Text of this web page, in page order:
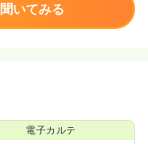
いてみる
電子カルテ